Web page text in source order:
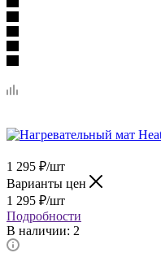
1 295 ₽/шт
Варианты цен
1 295 ₽/шт
Подробности
В наличии: 2